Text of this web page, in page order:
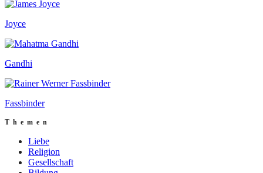
Joyce
Gandhi
Fassbinder
Themen
Liebe
Religion
Gesellschaft